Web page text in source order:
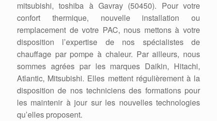
mitsubishi, toshiba à Gavray (50450). Pour votre
confort thermique, nouvelle installation ou
remplacement de votre PAC, nous mettons à votre
disposition l’expertise de nos spécialistes de
chauffage par pompe à chaleur. Par ailleurs, nous
sommes agrées par les marques Daikin, Hitachi,
Atlantic, Mitsubishi. Elles mettent régulièrement à la
disposition de nos techniciens des formations pour
les maintenir à jour sur les nouvelles technologies
qu’elles proposent.